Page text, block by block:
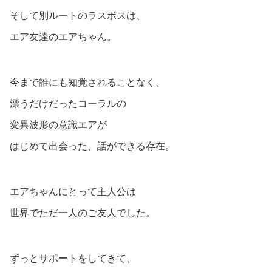
そして別ルートのラスボスは、
エア友達のエアちゃん。
今まで誰にも知覚されることなく、
漂うだけだったコーラルの
変異波形の意識エアが
はじめて出会った、話ができる存在。
エアちゃんにとって主人公は
世界でただ一人のご友人でした。
ずっとサポートをしてきて、